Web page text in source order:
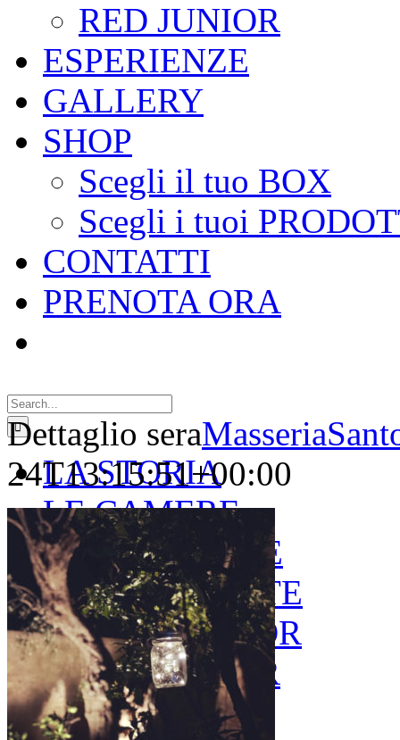
RED JUNIOR
ESPERIENZE
GALLERY
SHOP
Scegli il tuo BOX
Scegli i tuoi
CONTATTI
PRENOTA ORA
for:
LA STORIA
LE CAMERE
GOLD SUITE
GREEN SUITE
BLUE JUNIOR
RED JUNIOR
ESPERIENZE
Dettaglio sera
24T13:15:51+00:00